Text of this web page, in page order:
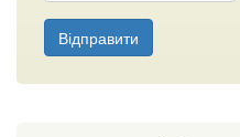
Відправити